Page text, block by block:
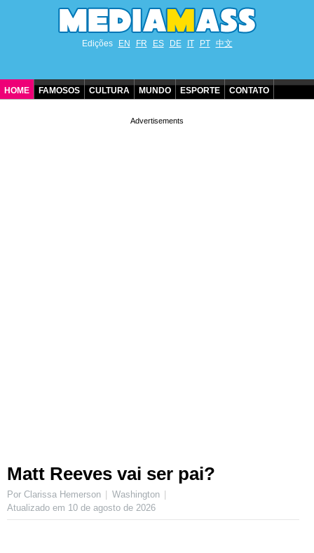
Edições EN FR ES DE IT PT 中文
HOME FAMOSOS CULTURA MUNDO ESPORTE CONTATO
Matt Reeves vai ser pai?
Por Clarissa Hemerson
Washington
Atualizado em 10 de agosto de 2026